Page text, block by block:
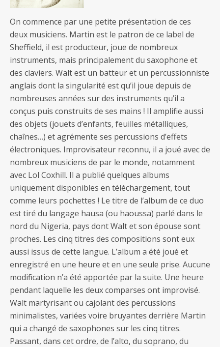
On commence par une petite présentation de ces
deux musiciens. Martin est le patron de ce label de
Sheffield, il est producteur, joue de nombreux
instruments, mais principalement du saxophone et
des claviers. Walt est un batteur et un percussionniste
anglais dont la singularité est qu’il joue depuis de
nombreuses années sur des instruments qu’il a
conçus puis construits de ses mains ! Il amplifie aussi
des objets (jouets d’enfants, feuilles métalliques,
chaînes…) et agrémente ses percussions d’effets
électroniques. Improvisateur reconnu, il a joué avec de
nombreux musiciens de par le monde, notamment
avec Lol Coxhill. Il a publié quelques albums
uniquement disponibles en téléchargement, tout
comme leurs pochettes ! Le titre de l’album de ce duo
est tiré du langage hausa (ou haoussa) parlé dans le
nord du Nigeria, pays dont Walt et son épouse sont
proches. Les cinq titres des compositions sont eux
aussi issus de cette langue. L’album a été joué et
enregistré en une heure et en une seule prise. Aucune
modification n’a été apportée par la suite. Une heure
pendant laquelle les deux comparses ont improvisé.
Walt martyrisant ou cajolant des percussions
minimalistes, variées voire bruyantes derrière Martin
qui a changé de saxophones sur les cinq titres.
Passant, dans cet ordre, de l’alto, du soprano, du